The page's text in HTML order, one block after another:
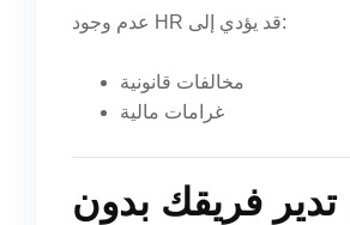
عدم وجود HR قد يؤدي إلى:
مخالفات قانونية
غرامات مالية
فريقك بدون